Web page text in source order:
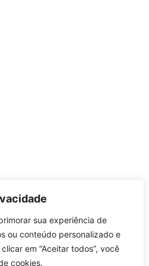
sua experiência de
ou conteúdo personalizado e
em “Aceitar todos”, você
cookies.